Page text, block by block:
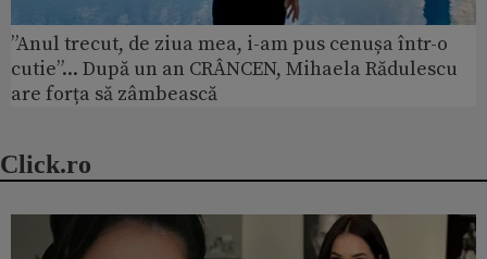
”Anul trecut, de ziua mea, i-am pus cenușa într-o
cutie”... După un an CRÂNCEN, Mihaela Rădulescu
are forța să zâmbească
Click.ro